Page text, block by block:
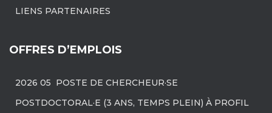
LIENS PARTENAIRES
OFFRES D’EMPLOIS
2026 05 POSTE DE CHERCHEUR·SE
POSTDOCTORAL·E (3 ANS, TEMPS PLEIN) À PROFIL